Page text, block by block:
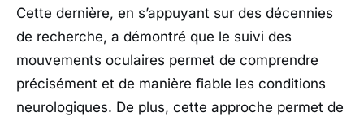
Cette dernière, en s’appuyant sur des décennies
de recherche, a démontré que le suivi des
mouvements oculaires permet de comprendre
précisément et de manière fiable les conditions
neurologiques. De plus, cette approche permet de